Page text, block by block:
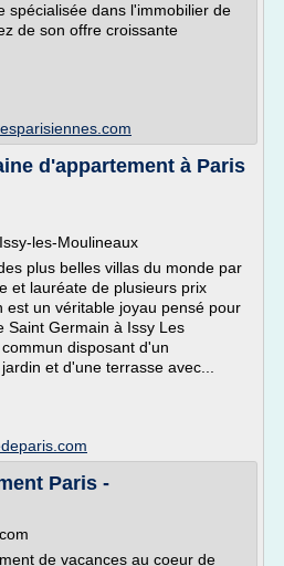
spécialisée dans l'immobilier de
de son offre croissante
d'appartement à Paris
les-Moulineaux
plus belles villas du monde par
et lauréate de plusieurs prix
est un véritable joyau pensé pour
Saint Germain à Issy Les
disposant d'un
et d'une terrasse avec...
Paris -
de vacances au coeur de